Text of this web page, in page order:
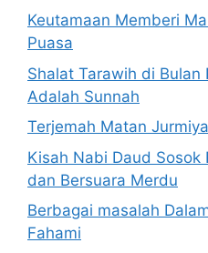
Keutamaan Memberi
Puasa
Shalat Tarawih di Bulan
Adalah Sunnah
Terjemah Matan
Kisah Nabi Daud Sosok
dan Bersuara Merdu
Berbagai masalah
Fahami